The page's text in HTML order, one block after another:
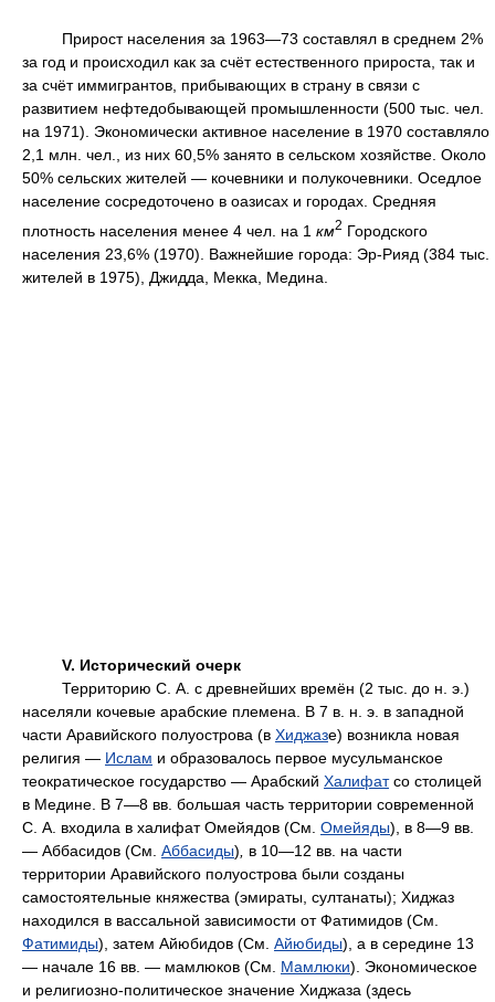
Прирост населения за 1963—73 составлял в среднем 2%
за год и происходил как за счёт естественного прироста, так и
за счёт иммигрантов, прибывающих в страну в связи с
развитием нефтедобывающей промышленности (500 тыс. чел.
на 1971). Экономически активное население в 1970 составляло
2,1 млн. чел., из них 60,5% занято в сельском хозяйстве. Около
50% сельских жителей — кочевники и полукочевники. Оседлое
население сосредоточено в оазисах и городах. Средняя
плотность населения менее 4 чел. на 1 км2 Городского
населения 23,6% (1970). Важнейшие города: Эр-Рияд (384 тыс.
жителей в 1975), Джидда, Мекка, Медина.
V. Исторический очерк
Территорию С. А. с древнейших времён (2 тыс. до н. э.)
населяли кочевые арабские племена. В 7 в. н. э. в западной
части Аравийского полуострова (в Хиджазе) возникла новая
религия — Ислам и образовалось первое мусульманское
теократическое государство — Арабский Халифатсо столицей
в Медине. В 7—8 вв. большая часть территории современной
С. А. входила в халифат Омейядов (См. Омейяды), в 8—9 вв.
— Аббасидов (См. Аббасиды)
в 10—12 вв. на части
территории Аравийского полуострова были созданы
самостоятельные княжества (эмираты, султанаты); Хиджаз
находился в вассальной зависимости от Фатимидов (См.
Фатимиды), затем Айюбидов (См. Айюбиды), а в середине 13
— начале 16 вв. — мамлюков (См. Мамлюки). Экономическое
и религиозно-политическое значение Хиджаза (здесь